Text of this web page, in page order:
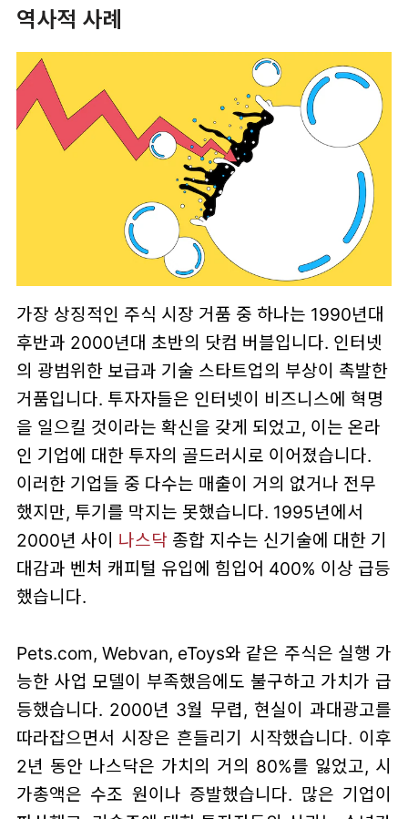
역사적 사례
가장 상징적인 주식 시장 거품 중 하나는 1990년대
후반과 2000년대 초반의 닷컴 버블입니다. 인터넷
의 광범위한 보급과 기술 스타트업의 부상이 촉발한
거품입니다. 투자자들은 인터넷이 비즈니스에 혁명
을 일으킬 것이라는 확신을 갖게 되었고, 이는 온라
인 기업에 대한 투자의 골드러시로 이어졌습니다.
이러한 기업들 중 다수는 매출이 거의 없거나 전무
했지만, 투기를 막지는 못했습니다. 1995년에서
2000년 사이 나스닥종합 지수는 신기술에 대한 기
대감과 벤처 캐피털 유입에 힘입어 400% 이상 급등
했습니다.
Pets.com, Webvan, eToys와 같은 주식은 실행 가
능한 사업 모델이 부족했음에도 불구하고 가치가 급
등했습니다. 2000년 3월 무렵, 현실이 과대광고를
따라잡으면서 시장은 흔들리기 시작했습니다. 이후
2년 동안 나스닥은 가치의 거의 80%를 잃었고, 시
가총액은 수조 원이나 증발했습니다. 많은 기업이